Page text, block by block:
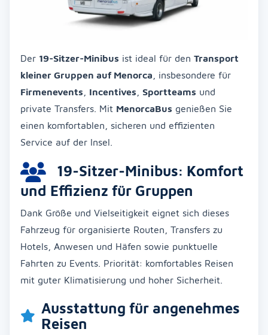
Der 19-Sitzer-Minibus ist ideal für den Transport
kleiner Gruppen auf Menorca , insbesondere für
Firmenevents
Incentives Sportteams und
private Transfers. Mit MenorcaBus genießen Sie
einen komfortablen, sicheren und effizienten
Service auf der Insel.
19-Sitzer-Minibus: Komfort
und Effizienz für Gruppen
Dank Größe und Vielseitigkeit eignet sich dieses
Fahrzeug für organisierte Routen, Transfers zu
Hotels, Anwesen und Häfen sowie punktuelle
Fahrten zu Events. Priorität: komfortables Reisen
mit guter Klimatisierung und hoher Sicherheit.
Ausstattung für angenehmes
Reisen